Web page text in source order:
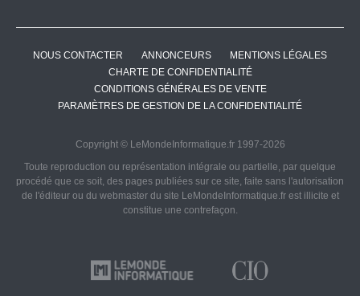
NOUS CONTACTER ANNONCEURS
MENTIONS LÉGALES
CHARTE DE CONFIDENTIALITÉ
CONDITIONS GÉNÉRALES DE VENTE
PARAMÈTRES DE GESTION DE LA CONFIDENTIALITÉ
Copyright © LeMondeInformatique.fr 1997-2026
Toute reproduction ou représentation intégrale ou partielle, par quelque
procédé que ce soit, des pages publiées sur ce site, faite sans l'autorisation
de l'éditeur ou du webmaster du site LeMondeInformatique.fr est illicite et
constitue une contrefaçon.